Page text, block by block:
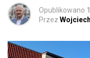
Opublikowano
Przez